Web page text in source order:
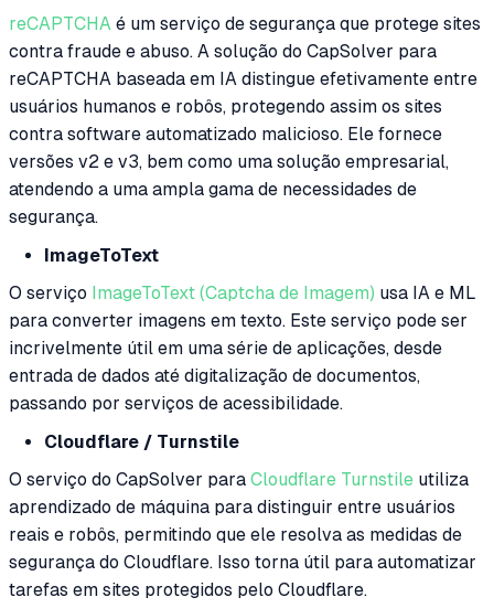
reCAPTCHA é um serviço de segurança que protege sites
contra fraude e abuso. A solução do CapSolver para
reCAPTCHA baseada em IA distingue efetivamente entre
usuários humanos e robôs, protegendo assim os sites
contra software automatizado malicioso. Ele fornece
versões v2 e v3, bem como uma solução empresarial,
atendendo a uma ampla gama de necessidades de
segurança.
ImageToText
O serviço ImageToText (Captcha de Imagem) usa IA e ML
para converter imagens em texto. Este serviço pode ser
incrivelmente útil em uma série de aplicações, desde
entrada de dados até digitalização de documentos,
passando por serviços de acessibilidade.
Cloudflare / Turnstile
O serviço do CapSolver para Cloudflare Turnstile utiliza
aprendizado de máquina para distinguir entre usuários
reais e robôs, permitindo que ele resolva as medidas de
segurança do Cloudflare. Isso torna útil para automatizar
tarefas em sites protegidos pelo Cloudflare.